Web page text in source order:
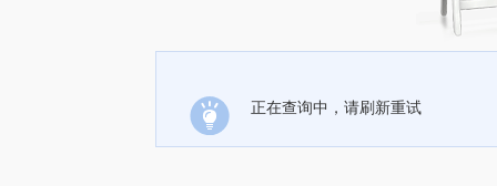
正在查询中，请刷新重试